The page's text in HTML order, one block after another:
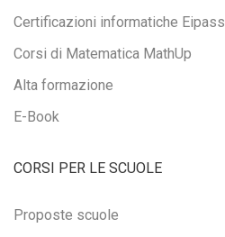
Certificazioni informatiche Eipass
Corsi di Matematica MathUp
Alta formazione
E-Book
CORSI PER LE SCUOLE
Proposte scuole